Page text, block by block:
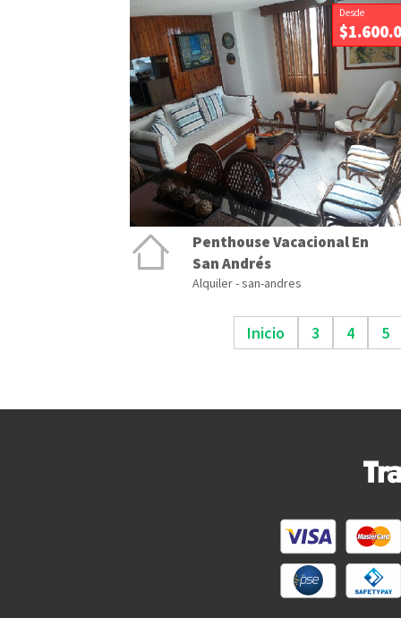
Desde
Penthouse Vacacional En
San Andrés
Alquiler - san-andres
Inicio 3 4 5